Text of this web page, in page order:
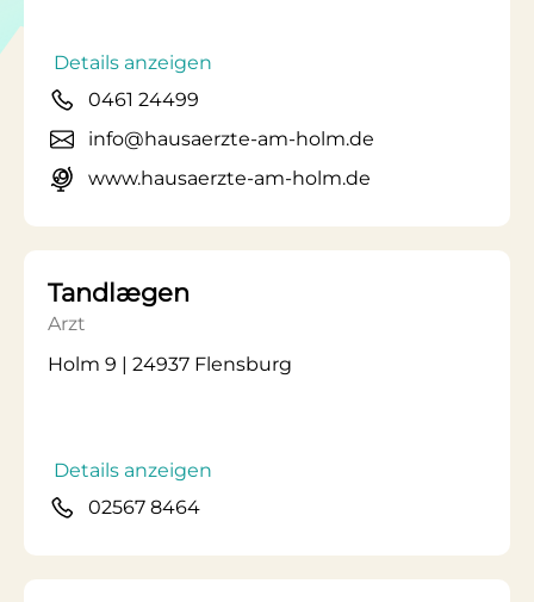
Details anzeigen
0461 24499
info@hausaerzte-am-holm.de
www.hausaerzte-am-holm.de
Tandlægen
Arzt
Holm 9 | 24937 Flensburg
Details anzeigen
02567 8464